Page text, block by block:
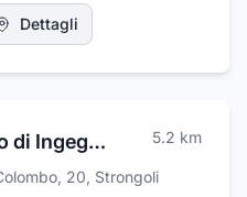
Dettagli
Studio Tecnico di Ingegnegneria Ing. Lucente Ferdinando 5.2 km
20, Strongoli